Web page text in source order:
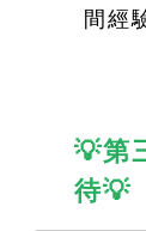
間經
💡第
待💡